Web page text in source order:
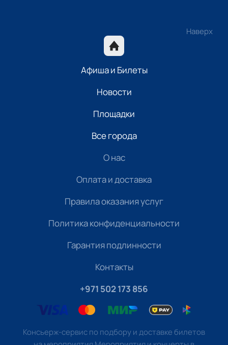
Наверх
Афиша и Билеты
Новости
Площадки
Все города
О нас
Оплата и доставка
Правила оказания услуг
Политика конфиденциальности
Гарантия подлинности
Контакты
+971 502 173 856
Консьерж-сервис по подбору и доставке билетов